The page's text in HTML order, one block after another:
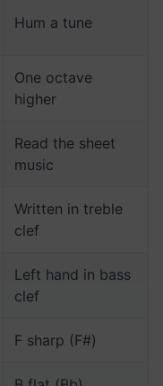
Hum a tune
One octave
higher
Read the sheet
music
Written in treble
clef
Left hand in bass
clef
F sharp (F#)